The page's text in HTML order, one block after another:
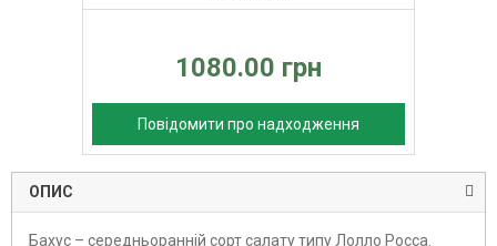
1080.00 грн
Повідомити про надходження
ОПИС
Бахус – середньоранній сорт салату типу Лолло Росса.